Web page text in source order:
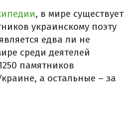
, в мире существует
украинскому поэту
едва ли не
среди деятелей
памятников
а остальные – за